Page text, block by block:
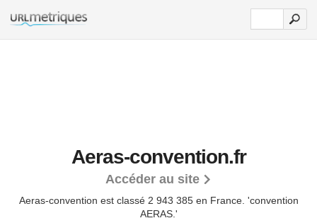
Aeras-convention.fr
Accéder au site
Aeras-convention est classé 2 943 385 en France. 'convention
AERAS.'